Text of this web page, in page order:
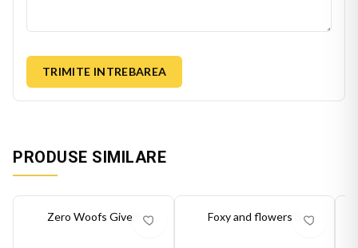
TRIMITE INTREBAREA
PRODUSE SIMILARE
Zero Woofs Given Foxy and flowers 3